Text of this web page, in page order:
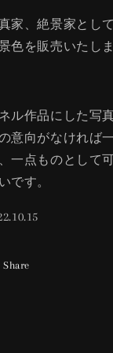
家、絶景家とし
色を販売いたしま
ル作品にした写
意向がなければ
一点ものとして
です。
Share